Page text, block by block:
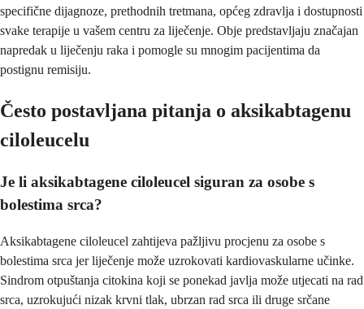
specifične dijagnoze, prethodnih tretmana, općeg zdravlja i dostupnosti
svake terapije u vašem centru za liječenje. Obje predstavljaju značajan
napredak u liječenju raka i pomogle su mnogim pacijentima da
postignu remisiju.
Često postavljana pitanja o aksikabtagenu
ciloleucelu
Je li aksikabtagene ciloleucel siguran za osobe s
bolestima srca?
Aksikabtagene ciloleucel zahtijeva pažljivu procjenu za osobe s
bolestima srca jer liječenje može uzrokovati kardiovaskularne učinke.
Sindrom otpuštanja citokina koji se ponekad javlja može utjecati na rad
srca, uzrokujući nizak krvni tlak, ubrzan rad srca ili druge srčane